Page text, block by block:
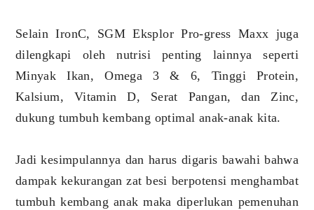
Selain IronC, SGM Eksplor Pro-gress Maxx juga
dilengkapi oleh nutrisi penting lainnya seperti
Minyak Ikan, Omega 3 & 6, Tinggi Protein,
Kalsium, Vitamin D, Serat Pangan, dan Zinc,
dukung tumbuh kembang optimal anak-anak kita.
Jadi kesimpulannya dan harus digaris bawahi bahwa
dampak kekurangan zat besi berpotensi menghambat
tumbuh kembang anak maka diperlukan pemenuhan